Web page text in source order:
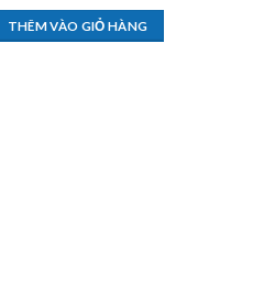
THÊM VÀO GIỎ HÀNG